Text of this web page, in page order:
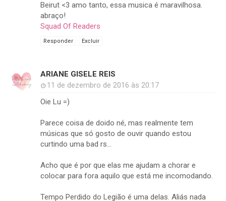
Beirut <3 amo tanto, essa musica é maravilhosa.
abraço!
Squad Of Readers
Responder Excluir
ARIANE GISELE REIS
11 de dezembro de 2016 às 20:17
Oie Lu =)
Parece coisa de doido né, mas realmente tem
músicas que só gosto de ouvir quando estou
curtindo uma bad rs...
Acho que é por que elas me ajudam a chorar e
colocar para fora aquilo que está me incomodando.
Tempo Perdido do Legião é uma delas. Aliás nada